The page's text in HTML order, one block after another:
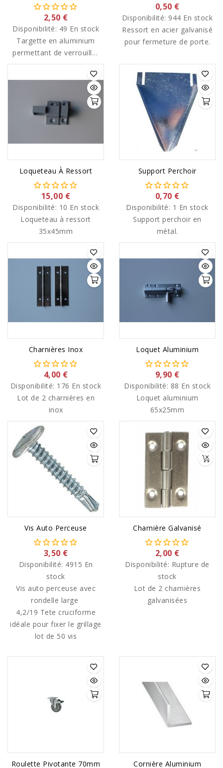
2,50 €
Disponibilité: 49 En stock
Targette en aluminium
permettant de verrouiller
les plateaux tournants.
0,50 €
Disponibilité: 944 En stock
Ressort en acier galvanisé
pour fermeture de porte.
Loqueteau À Ressort
15,00 €
Disponibilité: 10 En stock
Loqueteau à ressort
35x45mm
Support Perchoir
0,70 €
Disponibilité: 1 En stock
Support perchoir en
métal.
Charnières Inox
4,00 €
Disponibilité: 176 En stock
Lot de 2 charnières en
inox
Loquet Aluminium
9,90 €
Disponibilité: 88 En stock
Loquet aluminium
65x25mm
Vis Auto Perceuse
3,50 €
Disponibilité: 4915 En
stock
Vis auto perceuse avec
rondelle large
4,2/19 Tete cruciforme
idéale pour fixer le grillage
lot de 50 vis
Charnière Galvanisé
2,00 €
Disponibilité: Rupture de
stock
Lot de 2 charnières
galvanisées
Roulette Pivotante 70mm Cornière Aluminium